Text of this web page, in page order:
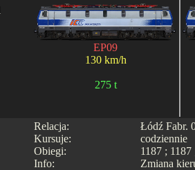
EP09
130 km/h
275 t
Relacja:
Kursuje:
Obiegi:
Info:
Łódź Fabr.
codziennie
1187 ; 1187
Zmiana